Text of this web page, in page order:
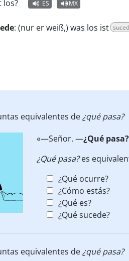
los? ES MX
: (nur er weiß,) was los ist
equivalentes de¿qué pasa?
«—Señor. —¿Qué pasa?
¿Qué pasa?es
¿Qué ocurre?
¿Cómo estás?
¿Qué es?
¿Qué sucede?
equivalentes de¿qué pasa?